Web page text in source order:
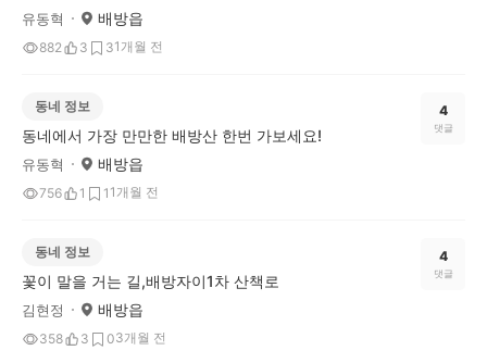
유동혁 배방읍
882 3 31개월 전
동네 정보
동네에서 가장 만만한 배방산 한번 가보세요!
유동혁 배방읍
756 1 1 1개월 전
4
댓글
동네 정보
꽃이 말을 거는 길,배방자이1차 산책로
김현정 배방읍
358 3 03개월 전
4
댓글